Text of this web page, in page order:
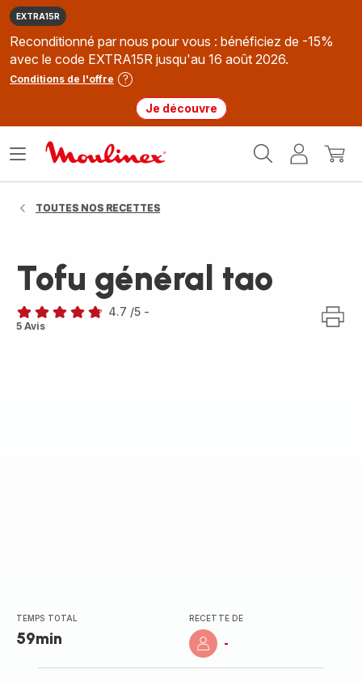
EXTRA15R
Reconditionné par nous pour vous : bénéficiez de -15%
avec le code EXTRA15R jusqu'au 16 août 2026.
Conditions de l'offre
Je découvre
MonMon
Ouvrir
TOUTES NOS RECETTES
Tofu général tao
ratings.4.7
4.7 /5 -
5 Avis
TEMPS TOTAL
59min
RECETTE DE
-